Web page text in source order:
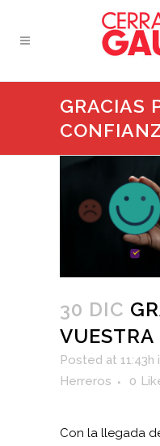
GRACIAS
30 DIC
Posted at 11:43h
Herreros
0
Con la llegada